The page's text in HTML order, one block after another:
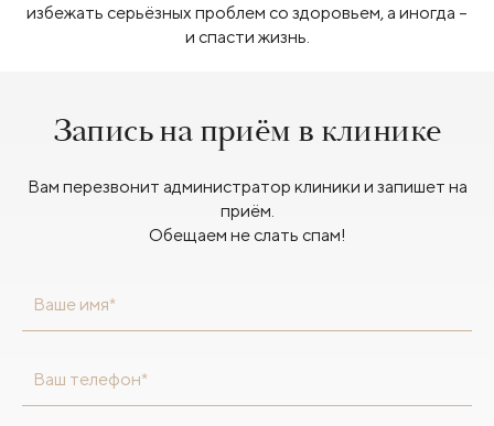
избежать серьёзных проблем со здоровьем, а иногда –
и спасти жизнь.
Запись на приём в клинике
Вам перезвонит администратор клиники и запишет на
приём.
Обещаем не слать спам!
Ваше имя*
Ваш телефон*